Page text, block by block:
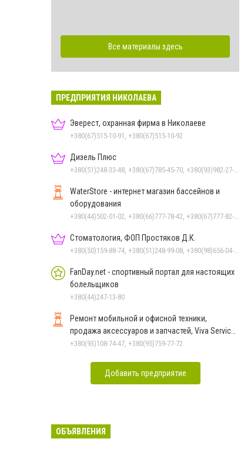
Все материалы здесь
ПРЕДПРИЯТИЯ НИКОЛАЕВА
Эверест, охранная фирма в Николаеве
+380(67)515-10-91, +380(67)515-10-92
Дизель Плюс
WaterStore - интернет магазин бассейнов и
оборудования
Стоматология, ФОП Простяков Д.К.
FanDay.net - спортивный портал для настоящих
болельщиков
+380(44)247-13-80
Ремонт мобильной и офисной техники,
продажа аксессуаров и запчастей, Viva Service
в Николаеве
+380(93)108-74-47, +380(95)759-77-72
Добавить предприятие
ОБЪЯВЛЕНИЯ